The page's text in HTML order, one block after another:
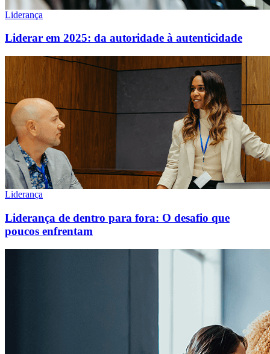
Liderança
Liderar em 2025: da autoridade à autenticidade
Liderança
Liderança de dentro para fora: O desafio que
poucos enfrentam